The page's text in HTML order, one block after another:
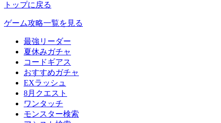
トップに戻る
ゲーム攻略一覧を見る
最強リーダー
夏休みガチャ
コードギアス
おすすめガチャ
EXラッシュ
8月クエスト
ワンタッチ
モンスター検索